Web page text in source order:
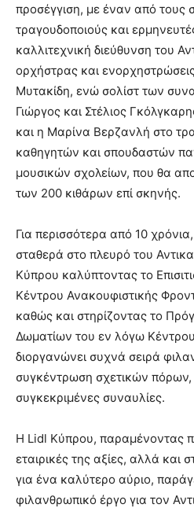
προσέγγιση, με έναν από τους
τραγουδοποιούς και
καλλιτεχνική διεύθυνση του
ορχήστρας και
Μυτακίδη, ενώ σολίστ των
Γιώργος και Στέλιος
και η Μαρίνα Βερζανλή στο
καθηγητών και σπουδαστών
μουσικών σχολείων, που θα
των 200 κιθάρων επί σκηνής.
Για περισσότερα από 10
σταθερά στο πλευρό του
Κύπρου καλύπτοντας το
Κέντρου Ανακουφιστικής
καθώς και στηρίζοντας το
Δωματίων του εν λόγω
διοργανώνει συχνά σειρά
συγκέντρωση σχετικών πόρων,
συγκεκριμένες συναυλίες.
Η Lidl Κύπρου, παραμένοντας
εταιρικές της αξίες, αλλά και
για ένα καλύτερο αύριο,
φιλανθρωπικό έργο για τον